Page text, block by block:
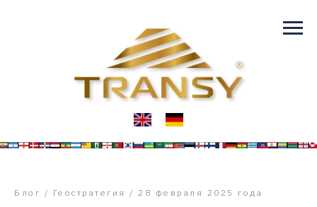
Блог / Геостратегия / 28 февраля 2025 года